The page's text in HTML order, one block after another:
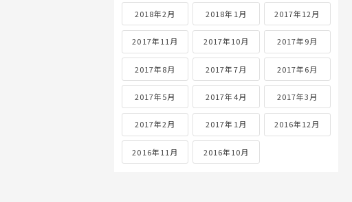
2018年2月 2018年1月 2017年12月
2017年11月 2017年10月 2017年9月
2017年8月 2017年7月 2017年6月
2017年5月 2017年4月 2017年3月
2017年2月 2017年1月 2016年12月
2016年11月 2016年10月